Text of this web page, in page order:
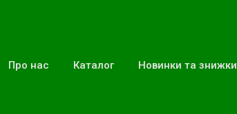
Про нас Каталог Новинки та знижки